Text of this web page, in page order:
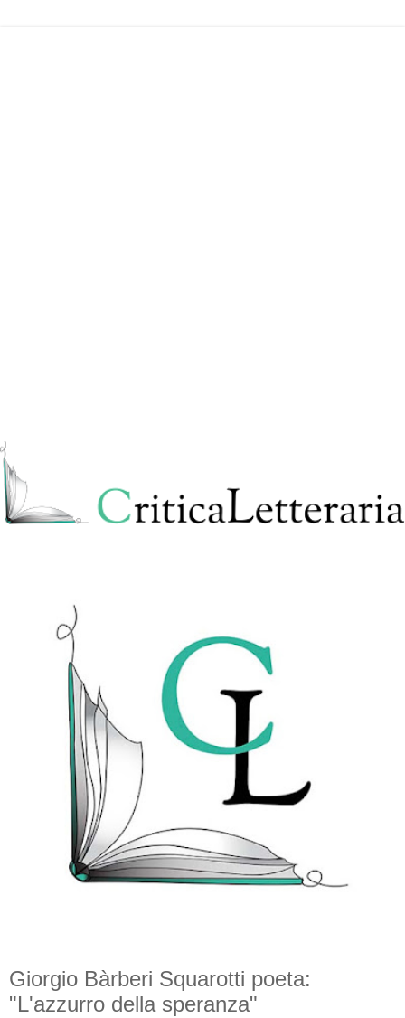
Giorgio Bàrberi Squarotti poeta:
"L'azzurro della speranza"